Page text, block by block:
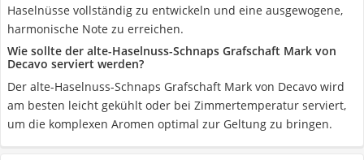
Haselnüsse vollständig zu entwickeln und eine ausgewogene,
harmonische Note zu erreichen.
Wie sollte der alte-Haselnuss-Schnaps Grafschaft Mark von
Decavo serviert werden?
Der alte-Haselnuss-Schnaps Grafschaft Mark von Decavo wird
am besten leicht gekühlt oder bei Zimmertemperatur serviert,
um die komplexen Aromen optimal zur Geltung zu bringen.